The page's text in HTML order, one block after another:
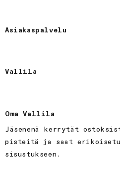
Asiakaspalvelu
Vallila
Oma Vallila
Jäsenenä kerrytät
pisteitä ja saat
sisustukseen.